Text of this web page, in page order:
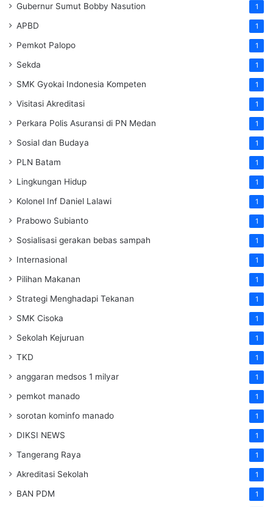
Gubernur Sumut Bobby Nasution 1
APBD 1
Pemkot Palopo 1
Sekda 1
SMK Gyokai Indonesia Kompeten 1
Visitasi Akreditasi 1
Perkara Polis Asuransi di PN Medan 1
Sosial dan Budaya 1
PLN Batam 1
Lingkungan Hidup 1
Kolonel Inf Daniel Lalawi 1
Prabowo Subianto 1
Sosialisasi gerakan bebas sampah 1
Internasional 1
Pilihan Makanan 1
Strategi Menghadapi Tekanan 1
SMK Cisoka 1
Sekolah Kejuruan 1
TKD 1
anggaran medsos 1 milyar 1
pemkot manado 1
sorotan kominfo manado 1
DIKSI NEWS 1
Tangerang Raya 1
Akreditasi Sekolah 1
BAN PDM 1